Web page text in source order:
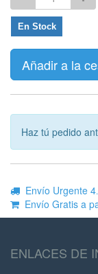
En Stock
Añadir a la
Haz tú pedido
Envío Urgente 4
Envío Gratis a
ENLACES DE